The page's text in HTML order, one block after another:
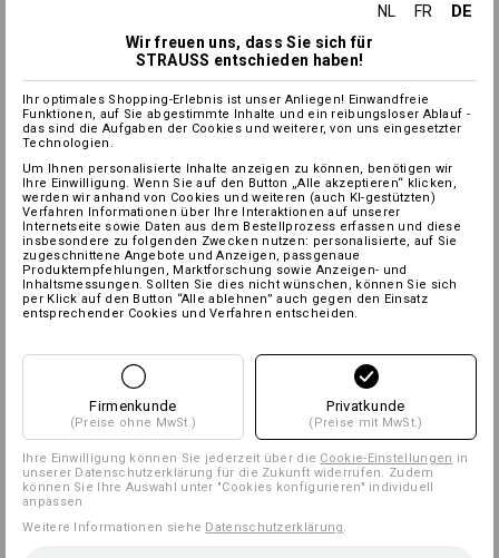
NL FR DE
Wir freuen uns, dass Sie sich für
STRAUSS entschieden haben!
Ihr optimales Shopping-Erlebnis ist unser Anliegen! Einwandfreie
Funktionen, auf Sie abgestimmte Inhalte und ein reibungsloser Ablauf -
das sind die Aufgaben der Cookies und weiterer, von uns eingesetzter
Technologien.
Um Ihnen personalisierte Inhalte anzeigen zu können, benötigen wir
Ihre Einwilligung. Wenn Sie auf den Button „Alle akzeptieren“ klicken,
werden wir anhand von Cookies und weiteren (auch KI-gestützten)
Verfahren Informationen über Ihre Interaktionen auf unserer
Internetseite sowie Daten aus dem Bestellprozess erfassen und diese
insbesondere zu folgenden Zwecken nutzen: personalisierte, auf Sie
zugeschnittene Angebote und Anzeigen, passgenaue
Produktempfehlungen, Marktforschung sowie Anzeigen- und
Inhaltsmessungen. Sollten Sie dies nicht wünschen, können Sie sich
per Klick auf den Button “Alle ablehnen” auch gegen den Einsatz
entsprechender Cookies und Verfahren entscheiden.
Firmenkunde
(Preise ohne MwSt.)
Privatkunde
(Preise mit MwSt.)
Ihre Einwilligung können Sie jederzeit über die Cookie-Einstellungen in
unserer Datenschutzerklärung für die Zukunft widerrufen. Zudem
können Sie Ihre Auswahl unter "Cookies konfigurieren" individuell
anpassen
Weitere Informationen siehe Datenschutzerklärung.